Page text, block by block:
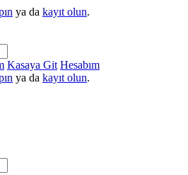
ya da kayıt olun.
Kasaya Git Hesabım
ya da kayıt olun.